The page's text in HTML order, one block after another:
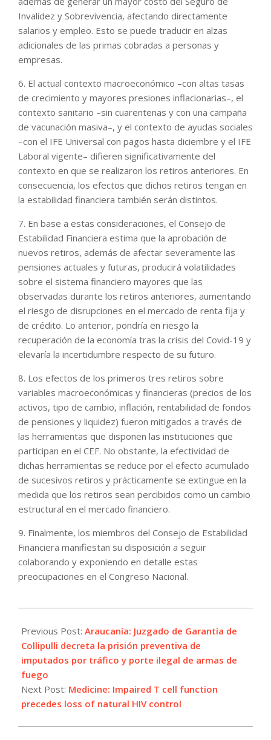
Invalidez y Sobrevivencia, afectando directamente
salarios y empleo. Esto se puede traducir en alzas
adicionales de las primas cobradas a personas y
empresas.
6. El actual contexto macroeconómico –con altas tasas
de crecimiento y mayores presiones inflacionarias–, el
contexto sanitario –sin cuarentenas y con una campaña
de vacunación masiva–, y el contexto de ayudas sociales
–con el IFE Universal con pagos hasta diciembre y el IFE
Laboral vigente– difieren significativamente del
contexto en que se realizaron los retiros anteriores. En
consecuencia, los efectos que dichos retiros tengan en
la estabilidad financiera también serán distintos.
7. En base a estas consideraciones, el Consejo de
Estabilidad Financiera estima que la aprobación de
nuevos retiros, además de afectar severamente las
pensiones actuales y futuras, producirá volatilidades
sobre el sistema financiero mayores que las
observadas durante los retiros anteriores, aumentando
el riesgo de disrupciones en el mercado de renta fija y
de crédito. Lo anterior, pondría en riesgo la
recuperación de la economía tras la crisis del Covid-19 y
elevaría la incertidumbre respecto de su futuro.
8. Los efectos de los primeros tres retiros sobre
variables macroeconómicas y financieras (precios de los
activos, tipo de cambio, inflación, rentabilidad de fondos
de pensiones y liquidez) fueron mitigados a través de
las herramientas que disponen las instituciones que
participan en el CEF. No obstante, la efectividad de
dichas herramientas se reduce por el efecto acumulado
de sucesivos retiros y prácticamente se extingue en la
medida que los retiros sean percibidos como un cambio
estructural en el mercado financiero.
9. Finalmente, los miembros del Consejo de Estabilidad
Financiera manifiestan su disposición a seguir
colaborando y exponiendo en detalle estas
preocupaciones en el Congreso Nacional.
09-
12
Previous Post: Araucanía: Juzgado de Garantía de
Collipulli decreta la prisión preventiva de
imputados por tráfico y porte ilegal de armas de
fuego
Next Post: Medicine: Impaired T cell function
precedes loss of natural HIV control